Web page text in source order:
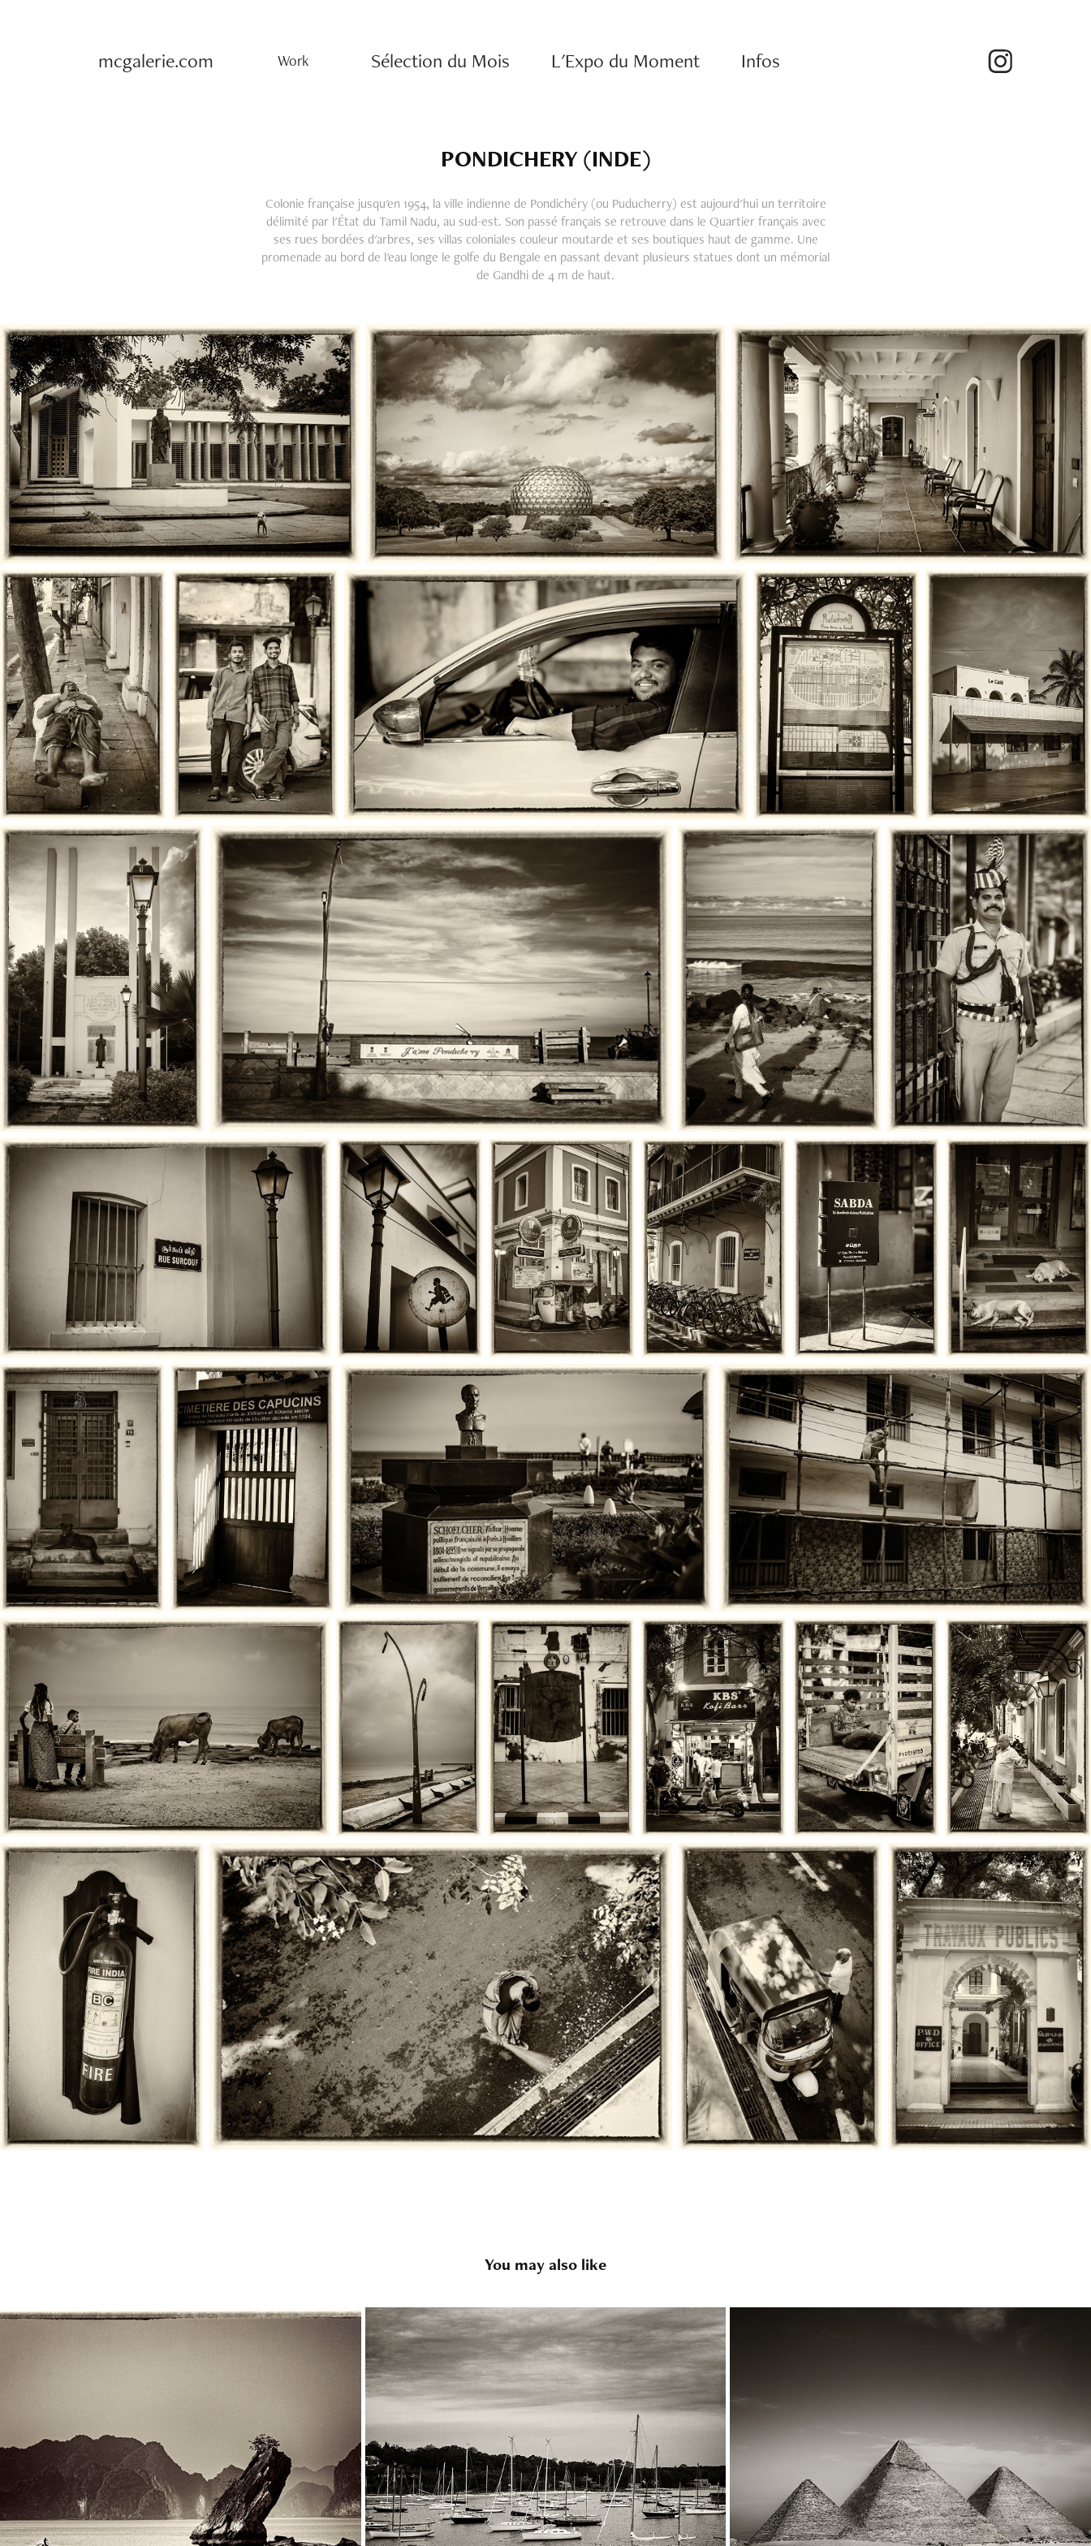
mcgalerie.com Work Sélection du Mois L'Expo du Moment Infos
PONDICHERY (INDE)
Colonie française jusqu'en 1954, la ville indienne de Pondichéry (ou Puducherry) est aujourd'hui un territoire
délimité par l'État du Tamil Nadu, au sud-est. Son passé français se retrouve dans le Quartier français avec
ses rues bordées d'arbres, ses villas coloniales couleur moutarde et ses boutiques haut de gamme. Une
promenade au bord de l'eau longe le golfe du Bengale en passant devant plusieurs statues dont un mémorial
de Gandhi de 4 m de haut.
You may also like
VIETNAM NORD/SUD
2013
NOUVELLE ANGLETERRE (USA)
2016
LES PYRAMIDES (EGYPTE)
2026